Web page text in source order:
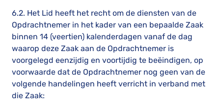
6.2. Het Lid heeft het recht om de diensten van de
Opdrachtnemer in het kader van een bepaalde Zaak
binnen 14 (veertien) kalenderdagen vanaf de dag
waarop deze Zaak aan de Opdrachtnemer is
voorgelegd eenzijdig en voortijdig te beëindigen, op
voorwaarde dat de Opdrachtnemer nog geen van de
volgende handelingen heeft verricht in verband met
die Zaak: